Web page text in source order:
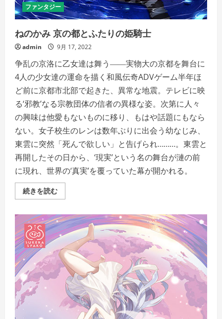
ファンタジー
ねのかみ 京の都とふたりの姫騎士
admin 9月 17, 2022
争乱の京洛に乙女達は舞う――実物大の京都を舞台に
4人の少女達の運命を描く和風伝奇ADVゲーム半年ほ
ど前に京都市北部で起きた、異常な地震。テレビに映
る‘邪教’なる宗教団体の信者の異様な姿。次第に人々
の興味は他愛もないものに移り、もはや話題にもなら
ない。女子校生のレンは数年ぶりに出会う幼なじみ、
東雲に突然「死んで欲しい」と告げられ………。東雲と
再開したその日から、‘現実’という名の舞台が漣の前
に現れ、世界の‘真実’を覆っていた幕が開かれる。
続きを読むね
の
京
の
都
と
ふ
た
り
の
姫
詳
細